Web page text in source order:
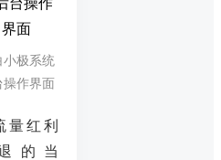
小极系统
操作界面
量红利
的当